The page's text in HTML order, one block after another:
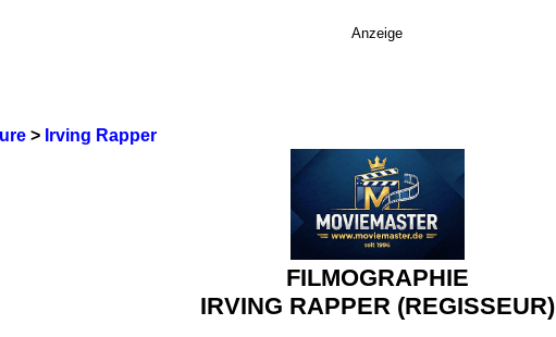
> Irving Rapper
FILMOGRAPHIE
IRVING RAPPER (REGISSEUR)
Anzeige